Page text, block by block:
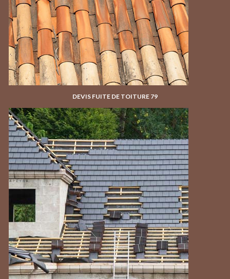
DEVIS FUITE DE TOITURE 79